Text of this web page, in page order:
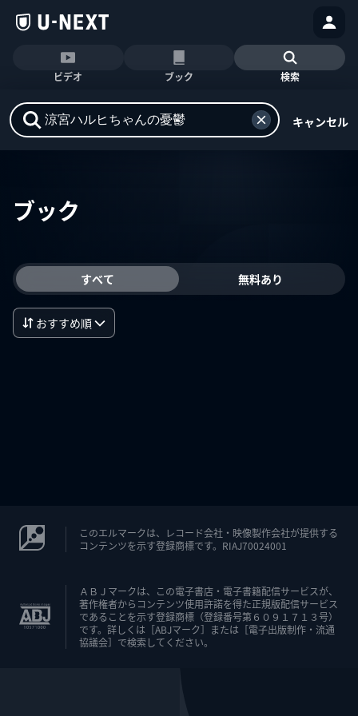
ビデオ ブック 検索
キャンセル
ブック
すべて 無料あり
おすすめ順
このエルマークは、レコード会社・映像製作会社が提供する
コンテンツを示す登録商標です。RIAJ70024001
ＡＢＪマークは、この電子書店・電子書籍配信サービスが、
著作権者からコンテンツ使用許諾を得た正規版配信サービス
であることを示す登録商標（登録番号第６０９１７１３号）
です。詳しくは［ABJマーク］または［電子出版制作・流通
協議会］で検索してください。